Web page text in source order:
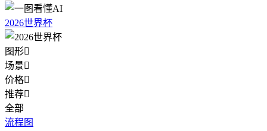
2026世界杯
图形
场景
价格
推荐
全部
流程图